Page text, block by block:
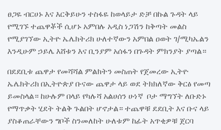
ፀጋዬ ብርሀኑ እና እርቅይሁን ተስፋዬ ከወላይታ ድቻ በኩል ጉዳት ላይ
የሚገኙ ተጨዋቾች ሲሆኑ አምበሉ አዲስ ነጋሽን ከቅጣት መልስ
የሚያገኘው ኢትዮ ኤሌክትሪክ ሁለተኛውን አምበል ዐወት ገ/ሚካኤልን
እንዲሁም ኃይሌ እሸቱን እና ቢንያም አሰፋን በጉዳት ምክንያት ያጣል።
በደደቢቱ ጨዋታ የመሻሻል ምልክትን መስጠት የጀመረው ኢትዮ
ኤሌክትሪክ በኢትዮጵያ ቡናው ጨዋታ ላይ ወደ ትክክለኛው ቅርፅ የመጣ
ይመስላል። ከሁሉም በላይ የካሉሻ አልሀሰን ሁነኛ ቦታ ማግኘት ለቡድኑ
የማጥቃት ሂደት ትልቅ ጉልበት ሆኖታል። ተጨዋቹ ደደቢት እና ቡና ላይ
ያስቆጠራቸውን ግቦች ስንመለከት ሁለቱም ከፊት አጥቂዎቹ ጀርባ